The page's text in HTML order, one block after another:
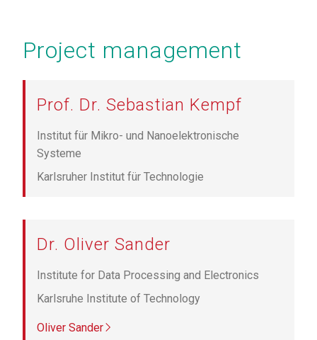
Project management
Prof. Dr. Sebastian Kempf
Institut für Mikro- und Nanoelektronische
Systeme
Karlsruher Institut für Technologie
Dr. Oliver Sander
Institute for Data Processing and Electronics
Karlsruhe Institute of Technology
Oliver Sander